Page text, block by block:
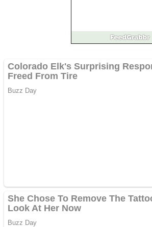
Împrumut si investitii
Vând domeniu+website
de publicitate de tip
Adsense